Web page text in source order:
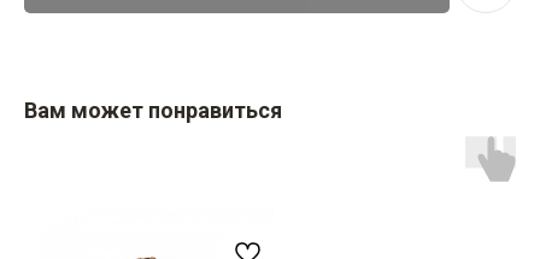
Вам может понравиться